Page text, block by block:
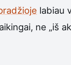
labiau
ne „iš